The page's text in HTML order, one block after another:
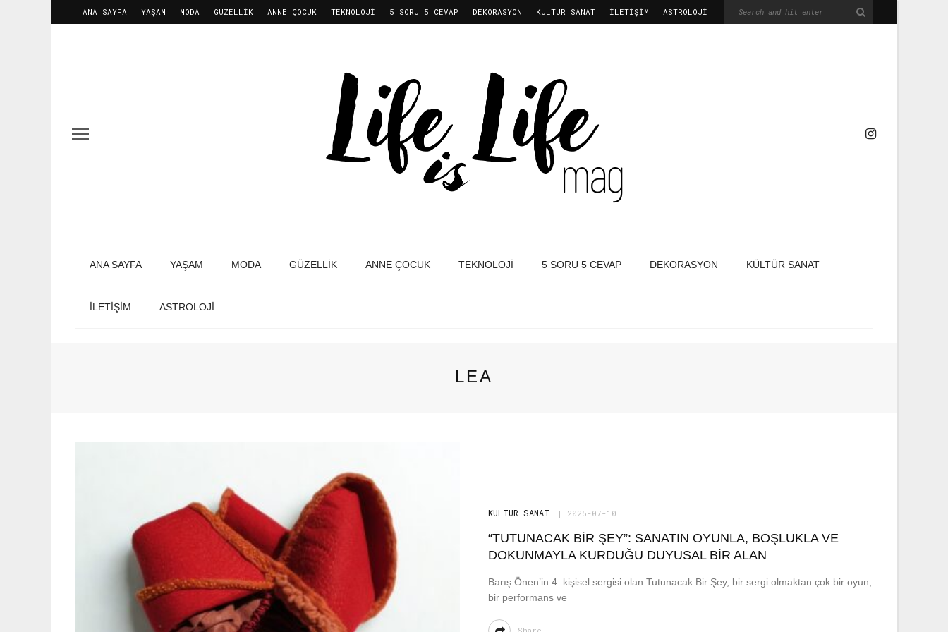
ANA SAYFA YAŞAM MODA GÜZELLIK ANNE ÇOCUK TEKNOLOJI 5 SORU 5 CEVAP DEKORASYON KÜLTÜR SANAT İLETIŞIM ASTROLOJİ
ANA SAYFA YAŞAM MODA GÜZELLIK ANNE ÇOCUK TEKNOLOJI 5 SORU 5 CEVAP DEKORASYON KÜLTÜR SANAT
İLETIŞIM ASTROLOJİ
LEA
KÜLTÜR SANAT 2025-07-10
“TUTUNACAK BIR ŞEY”: SANATIN OYUNLA, BOŞLUKLA VE
DOKUNMAYLA KURDUĞU DUYUSAL BIR ALAN
Barış Önen’in 4. kişisel sergisi olan Tutunacak Bir Şey, bir sergi olmaktan çok bir oyun,
bir performans ve